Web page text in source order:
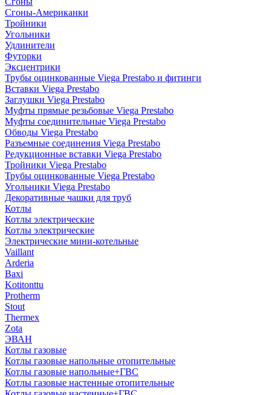
Сгоны-Американки
Тройники
Угольники
Удлинители
Футорки
Эксцентрики
Трубы оцинкованные Viega Prestabo и фитинги
Вставки Viega Prestabo
Заглушки Viega Prestabo
Муфты прямые резьбовые Viega Prestabo
Муфты соединительные Viega Prestabo
Обводы Viega Prestabo
Разъемные соединения Viega Prestabo
Редукционные вставки Viega Prestabo
Тройники Viega Prestabo
Трубы оцинкованные Viega Prestabo
Угольники Viega Prestabo
Декоративные чашки для труб
Котлы
Котлы электрические
Котлы электрические
Электрические мини-котельные
Vaillant
Arderia
Baxi
Kotitonttu
Protherm
Stout
Thermex
Zota
ЭВАН
Котлы газовые
Котлы газовые напольные отопительные
Котлы газовые напольные+ГВС
Котлы газовые настенные отопительные